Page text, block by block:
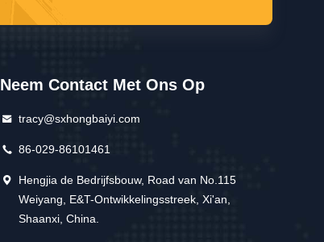
Neem Contact Met Ons Op
tracy@sxhongbaiyi.com
86-029-86101461
Hengjia de Bedrijfsbouw, Road van No.115
Weiyang, E&T-Ontwikkelingsstreek, Xi'an,
Shaanxi, China.